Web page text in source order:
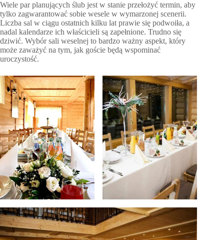
Wiele par planujących ślub jest w stanie przełożyć termin, aby
tylko zagwarantować sobie wesele w wymarzonej scenerii.
Liczba sal w ciągu ostatnich kilku lat prawie się podwoiła, a
nadal kalendarze ich właścicieli są zapełnione. Trudno się
dziwić. Wybór sali weselnej to bardzo ważny aspekt, który
może zaważyć na tym, jak goście będą wspominać
uroczystość.